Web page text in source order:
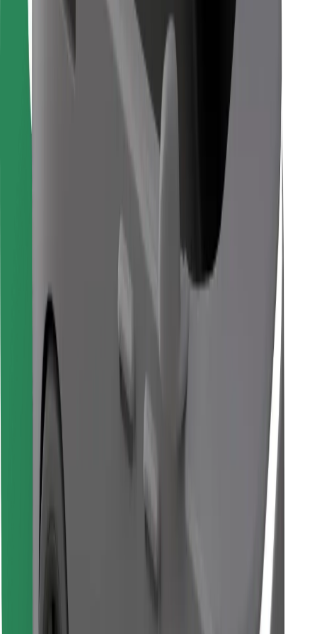
Bolt tətbiqini endir
Sevdiyiniz yeməyi tapın!
Bolt Food tətbiqini endir